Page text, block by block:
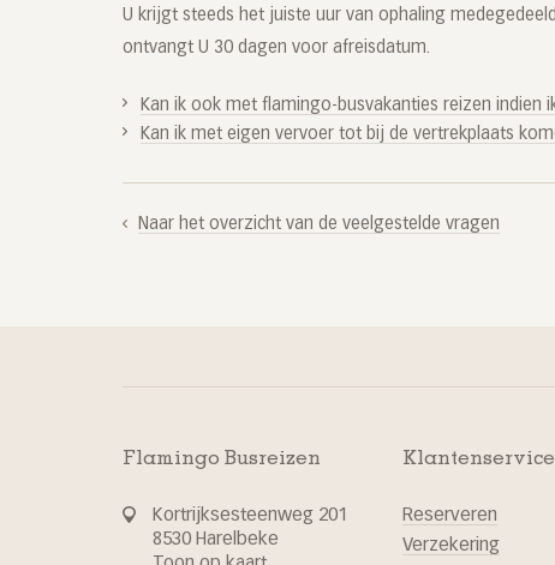
U krijgt steeds het juiste uur van ophaling
ontvangt U 30 dagen voor afreisdatum.
Kan ik ook met flamingo-busvakanties reizen indien
Kan ik met eigen vervoer tot bij de vertrekplaats
Naar het overzicht van de veelgestelde vragen
Flamingo Busreizen
Kortrijksesteenweg 201
8530 Harelbeke
Klantenservice
Reserveren
Verzekering